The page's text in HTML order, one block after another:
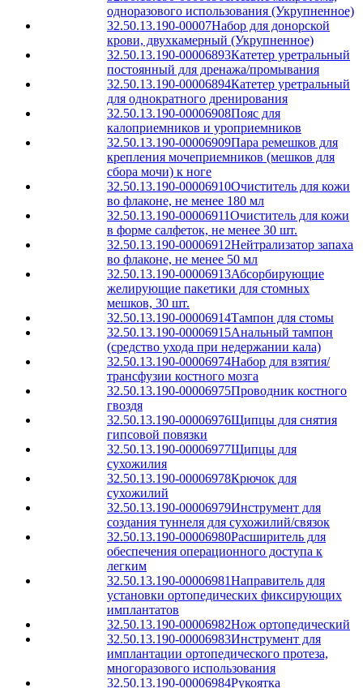
одноразового использования (Укрупненное)
32.50.13.190-00007Набор для донорской
крови, двухкамерный (Укрупненное)
32.50.13.190-00006893Катетер уретральный
постоянный для дренажа/промывания
32.50.13.190-00006894Катетер уретральный
для однократного дренирования
32.50.13.190-00006908Пояс для
калоприемников и уроприемников
32.50.13.190-00006909Пара ремешков для
крепления мочеприемников (мешков для
сбора мочи) к ноге
32.50.13.190-00006910Очиститель для кожи
во флаконе, не менее 180 мл
32.50.13.190-00006911Очиститель для кожи
в форме салфеток, не менее 30 шт.
32.50.13.190-00006912Нейтрализатор запаха
во флаконе, не менее 50 мл
32.50.13.190-00006913Абсорбирующие
желирующие пакетики для стомных
мешков, 30 шт.
32.50.13.190-00006914Тампон для стомы
32.50.13.190-00006915Анальный тампон
(средство ухода при недержании кала)
32.50.13.190-00006974Набор для взятия/
трансфузии костного мозга
32.50.13.190-00006975Проводник костного
гвоздя
32.50.13.190-00006976Щипцы для снятия
гипсовой повязки
32.50.13.190-00006977Щипцы для
сухожилия
32.50.13.190-00006978Крючок для
сухожилий
32.50.13.190-00006979Инструмент для
создания туннеля для сухожилий/связок
32.50.13.190-00006980Расширитель для
обеспечения операционного доступа к
легким
32.50.13.190-00006981Направитель для
установки ортопедических фиксирующих
имплантатов
32.50.13.190-00006982Нож ортопедический
32.50.13.190-00006983Инструмент для
имплантации ортопедического протеза,
многоразового использования
32.50.13.190-00006984Рукоятка